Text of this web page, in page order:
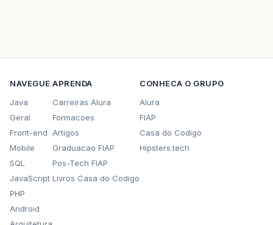
NAVEGUE
Java
Geral
Front-end
Mobile
SQL
JavaScript
PHP
Android
APRENDA
Carreiras Alura
Formacoes
Artigos
Graduacao FIAP
Pos-Tech FIAP
Livros Casa do Codigo
CONHECA O GRUPO
Alura
FIAP
Casa do Codigo
Hipsters.tech